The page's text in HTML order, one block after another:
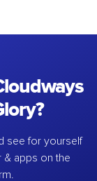
see for yourself
& apps on the